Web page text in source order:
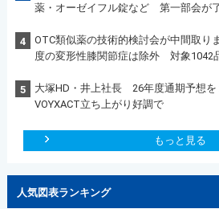
薬・オーゼイフル錠など 第一部会が
4
OTC類似薬の技術的検討会が中間取
度の変形性膝関節症は除外 対象1042
5
大塚HD・井上社長 26年度通期予想
VOYXACT立ち上がり好調で
もっと見る
人気図表ランキング